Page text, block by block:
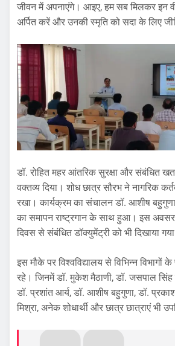
जीवन में अपनाएंगे। आइए, हम सब मिलकर इन
अर्पित करें और उनकी स्मृति को सदा के लिए
डॉ. रोहित महर आंतरिक सुरक्षा और संबंधित
वक्तव्य दिया। शोध छात्र सौरभ ने नागरिक
रखा। कार्यक्रम का संचालन डॉ. आशीष
का समापन राष्ट्रगान के साथ हुआ। इस
दिवस से संबंधित डॉक्युमेंट्री को भी दिखाया
इस मौके पर विश्वविद्यालय से विभिन्न विभागों
रहे। जिनमें डॉ. मुकेश मैठाणी, डॉ. जसपाल सिंह
डॉ. प्रशांत आर्य, डॉ. आशीष बहुगुणा, डॉ.
मिश्रा, अनेक शोधार्थी और छात्र छात्राएं भी